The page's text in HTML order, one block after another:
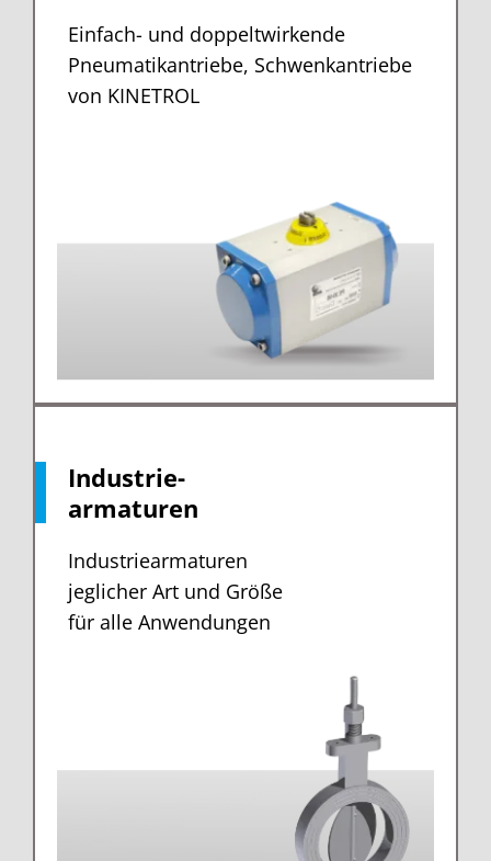
Einfach- und doppeltwirkende
Pneumatikantriebe, Schwenkantriebe
von KINETROL
Industrie-
armaturen
Industriearmaturen
jeglicher Art und Größe
für alle Anwendungen